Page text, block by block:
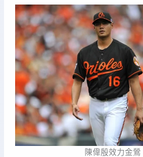
陳偉殷效力金鶯